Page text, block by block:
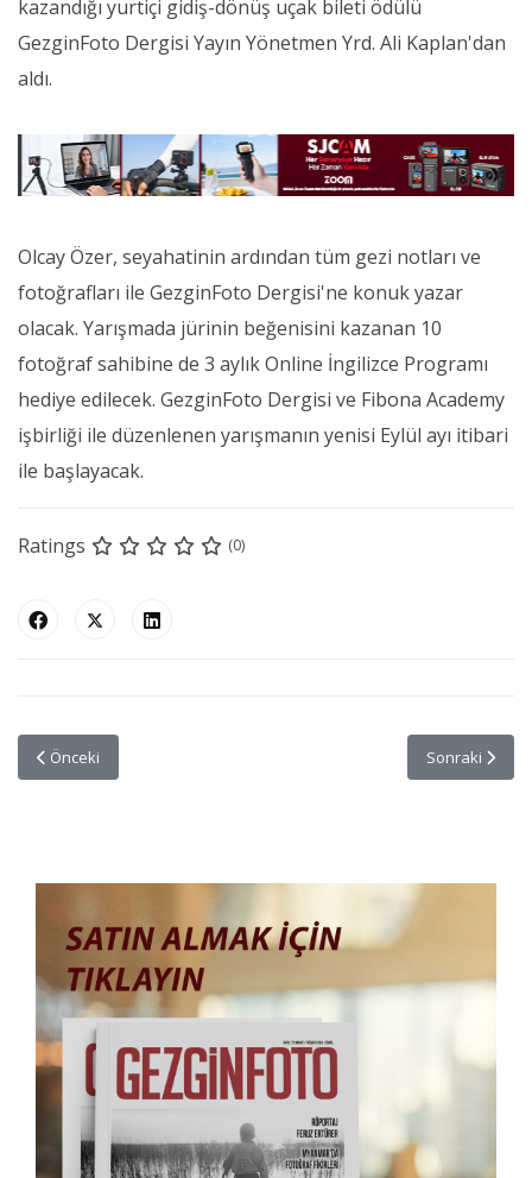
kazandığı yurtiçi gidiş-dönüş uçak bileti ödülü
GezginFoto Dergisi Yayın Yönetmen Yrd. Ali Kaplan'dan
aldı.
Olcay Özer, seyahatinin ardından tüm gezi notları ve
fotoğrafları ile GezginFoto Dergisi'ne konuk yazar
olacak. Yarışmada jürinin beğenisini kazanan 10
fotoğraf sahibine de 3 aylık Online İngilizce Programı
hediye edilecek. GezginFoto Dergisi ve Fibona Academy
işbirliği ile düzenlenen yarışmanın yenisi Eylül ayı itibari
ile başlayacak.
Ratings (0)
Önceki makale: 10. Instagram Yarışması Sonuçlandı
Önceki Sonraki
Sonraki